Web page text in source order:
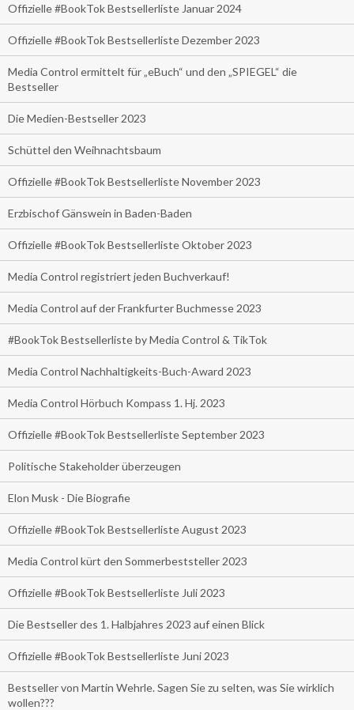
Offizielle #BookTok Bestsellerliste Januar 2024
Offizielle #BookTok Bestsellerliste Dezember 2023
Media Control ermittelt für „eBuch“ und den „SPIEGEL“ die
Bestseller
Die Medien-Bestseller 2023
Schüttel den Weihnachtsbaum
Offizielle #BookTok Bestsellerliste November 2023
Erzbischof Gänswein in Baden-Baden
Offizielle #BookTok Bestsellerliste Oktober 2023
Media Control registriert jeden Buchverkauf!
Media Control auf der Frankfurter Buchmesse 2023
#BookTok Bestsellerliste by Media Control & TikTok
Media Control Nachhaltigkeits-Buch-Award 2023
Media Control Hörbuch Kompass 1. Hj. 2023
Offizielle #BookTok Bestsellerliste September 2023
Politische Stakeholder überzeugen
Elon Musk - Die Biografie
Offizielle #BookTok Bestsellerliste August 2023
Media Control kürt den Sommerbeststeller 2023
Offizielle #BookTok Bestsellerliste Juli 2023
Die Bestseller des 1. Halbjahres 2023 auf einen Blick
Offizielle #BookTok Bestsellerliste Juni 2023
Bestseller von Martin Wehrle. Sagen Sie zu selten, was Sie wirklich
wollen???